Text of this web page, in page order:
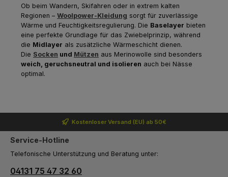
Ob beim Wandern, Skifahren oder in extrem kalten
Regionen – Woolpower-Kleidung sorgt für zuverlässige
Wärme und Feuchtigkeitsregulierung. Die Baselayer bieten
eine perfekte Grundlage für das Zwiebelprinzip, während
die Midlayer als zusätzliche Wärmeschicht dienen.
Die Socken und Mützen aus Merinowolle sind besonders
weich, geruchsneutral und isolieren auch bei Nässe
optimal.
Kostenloser Versand (EU) ab 50€
Service-Hotline
Telefonische Unterstützung und Beratung unter:
04131 75 47 32 60